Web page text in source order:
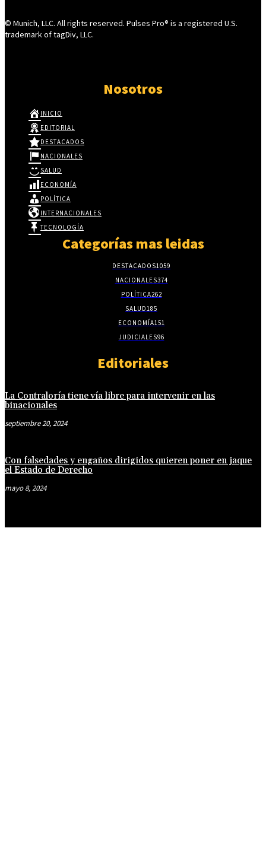
© Munich, LLC. All rights reserved. Pulses Pro® is a registered U.S.
trademark of tagDiv, LLC.
Nosotros
INICIO
EDITORIAL
DESTACADOS
NACIONALES
SALUD
ECONOMÍA
POLÍTICA
INTERNACIONALES
TECNOLOGÍA
Categorías mas leidas
DESTACADOS1059
NACIONALES374
POLÍTICA262
SALUD185
ECONOMÍA151
JUDICIALES96
Editoriales
La Contraloría tiene vía libre para intervenir en las
binacionales
septiembre 20, 2024
Con falsedades y engaños dirigidos quieren poner en jaque
el Estado de Derecho
mayo 8, 2024